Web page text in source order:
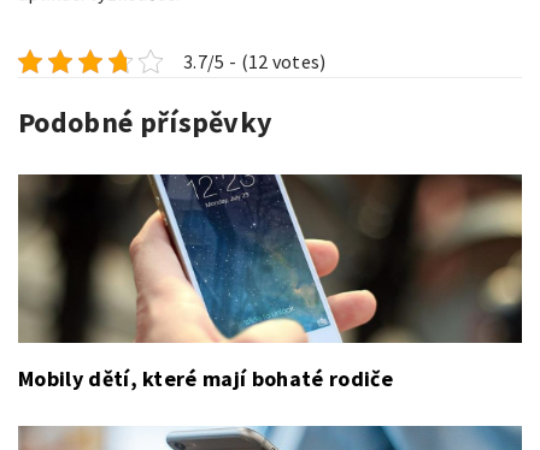
3.7/5 - (12 votes)
Podobné příspěvky
Mobily dětí, které mají bohaté rodiče